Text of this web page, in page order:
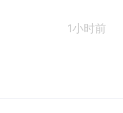
1小时前